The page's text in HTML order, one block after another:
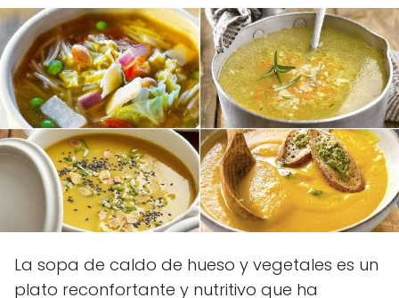
La sopa de caldo de hueso y vegetales es un
plato reconfortante y nutritivo que ha